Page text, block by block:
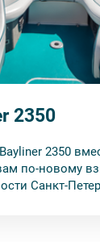
2350
2350
по-новому
Санкт-